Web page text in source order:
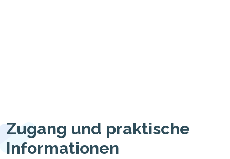
Zugang und praktische
Informationen